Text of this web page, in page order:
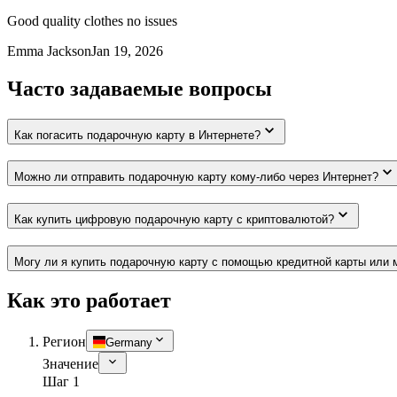
Good quality clothes no issues
Emma JacksonJan 19, 2026
Часто задаваемые вопросы
Как погасить подарочную карту в Интернете?
Можно ли отправить подарочную карту кому-либо через Интернет?
Как купить цифровую подарочную карту с криптовалютой?
Могу ли я купить подарочную карту с помощью кредитной карты или
Как это работает
Регион Germany
Значение
Шаг 1